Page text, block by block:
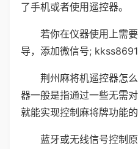
了手机或者使用遥控器。
若你在仪器使用上需
导，添加微信号; kkss8691
荆州麻将机遥控器怎
器一般是指通过一些无需
就能实现控制麻将牌功能的
蓝牙或无线信号控制